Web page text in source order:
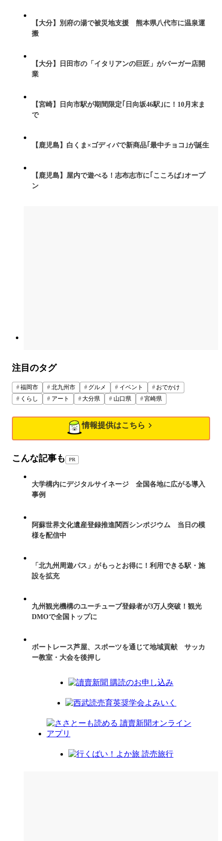
【大分】別府の湯で被災地支援 熊本県八代市に温泉運
搬
【大分】日田市の「イタリアンの巨匠」がバーガー店開
業
【宮崎】日向市駅が期間限定｢日向坂46駅｣に！10月末ま
で
【鹿児島】白くま×ゴディバで新商品｢最中チョコ｣が誕生
【鹿児島】屋内で遊べる！志布志市に｢こころば｣オープ
ン
注目のタグ
福岡市 北九州市 グルメ イベント
おでかけ
くらし
アート 大分県 山口県 宮崎県
情報提供はこちら
こんな記事も PR
大学構内にデジタルサイネージ 全国各地に広がる導入
事例
阿蘇世界文化遺産登録推進関西シンポジウム 当日の模
様を配信中
「北九州周遊パス」がもっとお得に！利用できる駅・施
設を拡充
九州観光機構のユーチューブ登録者が3万人突破！観光
DMOで全国トップに
ボートレース芦屋、スポーツを通じて地域貢献 サッカ
ー教室・大会を後押し